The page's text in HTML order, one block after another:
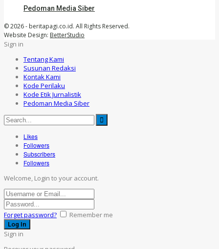
Pedoman Media Siber
© 2026 - beritapagi.co.id. All Rights Reserved.
Website Design: BetterStudio
Sign in
Tentang Kami
Susunan Redaksi
Kontak Kami
Kode Perilaku
Kode Etik Jurnalistik
Pedoman Media Siber
Likes
Followers
Subscribers
Followers
Welcome, Login to your account.
Forget password? Remember me
Sign in